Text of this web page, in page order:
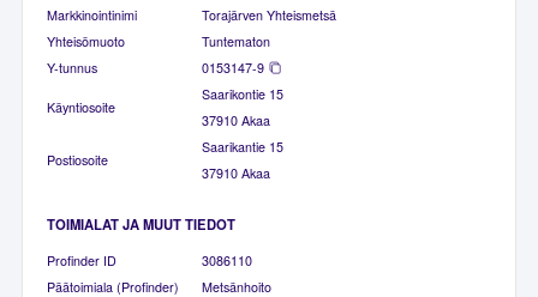
Markkinointinimi
Torajärven Yhteismetsä
Yhteisömuoto
Tuntematon
Y-tunnus
0153147-9
Käyntiosoite
Saarikontie 15
37910 Akaa
Postiosoite
Saarikantie 15
37910 Akaa
TOIMIALAT JA MUUT TIEDOT
Profinder ID
3086110
Päätoimiala (Profinder)
Metsänhoito